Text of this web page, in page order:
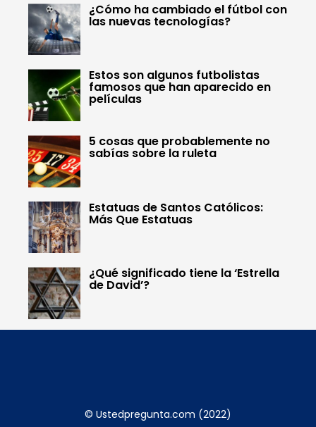
¿Cómo ha cambiado el fútbol con
las nuevas tecnologías?
Estos son algunos futbolistas
famosos que han aparecido en
películas
5 cosas que probablemente no
sabías sobre la ruleta
Estatuas de Santos Católicos:
Más Que Estatuas
¿Qué significado tiene la ‘Estrella
de David’?
© Ustedpregunta.com (2022)